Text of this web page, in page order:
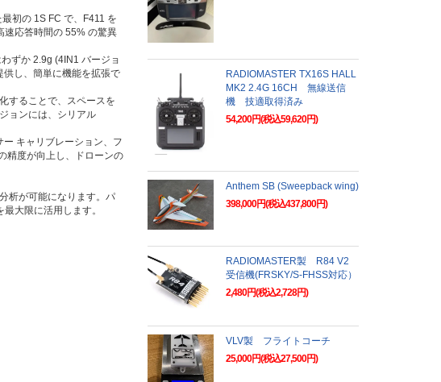
初の 1S FC で、F411 を
速応答時間の 55% の驚異
ずか 2.9g (4IN1 バージョ
し、簡単に機能を拡張で
することで、スペースを
ョンには、シリアル
キャリブレーション、フ
精度が向上し、ドローンの
析が可能になります。パ
大限に活用します。
RADIOMASTER TX16S HALL
MK2 2.4G 16CH 無線送信
機 技適取得済み
54,200円(税込59,620円)
Anthem SB (Sweepback wing)
398,000円(税込437,800円)
RADIOMASTER製 R84 V2
受信機(FRSKY/S-FHSS対応）
2,480円(税込2,728円)
VLV製 フライトコーチ
25,000円(税込27,500円)